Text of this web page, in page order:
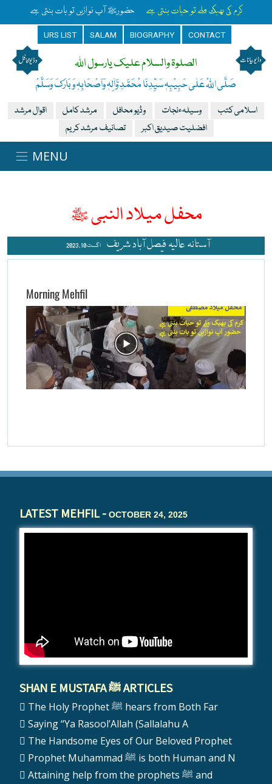
کرم کی بھیک ملے تو حیات بنتی ہے حضورﷺ آپ نوازیں تو بات بنتی ہے
URS LIST SALAM BIOGRAPHY CONTACT
الصلوۃ والسلام علیک یارسول اللہ
صَلَّی اللہُ عَلٰی حَبِیْبِہٖ سَیِّدِنَا مُحَمَّدِ وَّاٰلِہٖ وَاَصْحَابِہٖ وَبَارَکَ وَسَلَّمْ
اقوال مرشد مرشد کامل وڈیو محافل وسیلہءنجات
اسلامی کتب
تصانیف مرشد کریم
افضلیت صیدیق اکبر
محفل میلاد النبی ﷺ
اگست 10 , 2023 آستانہ عالیہ فیصل آباد شریف
Morning Mehfil
LATEST MEHFIL - OCTOBER 24, 2025
SHAN E MUSTAFA ﷺ ARTICLES
The Holy Prophet ﷺ hears from Both Far
Saying “Ya Rasool’Allah (Sallalahu A
The Handsome Eyes of Our Beloved Prophet
Prophet Muhammad ﷺ is both Human and N
Attaining help from the prophets ﷺ and